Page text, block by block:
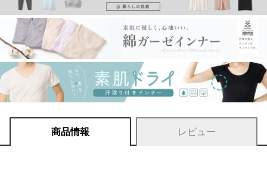
商品情報 レビュー